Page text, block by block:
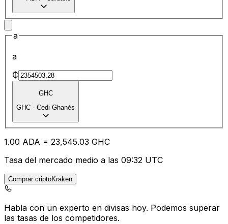
a
a
₵
GHC
GHC - Cedi Ghanés
1.00 ADA = 23,545.03 GHC
Tasa del mercado medio a las 09:32 UTC
Comprar criptoKraken
Habla con un experto en divisas hoy. Podemos superar
las tasas de los competidores.